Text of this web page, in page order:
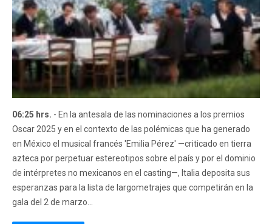
06:25 hrs. - En la antesala de las nominaciones a los premios
Oscar 2025 y en el contexto de las polémicas que ha generado
en México el musical francés 'Emilia Pérez' —criticado en tierra
azteca por perpetuar estereotipos sobre el país y por el dominio
de intérpretes no mexicanos en el casting—, Italia deposita sus
esperanzas para la lista de largometrajes que competirán en la
gala del 2 de marzo...